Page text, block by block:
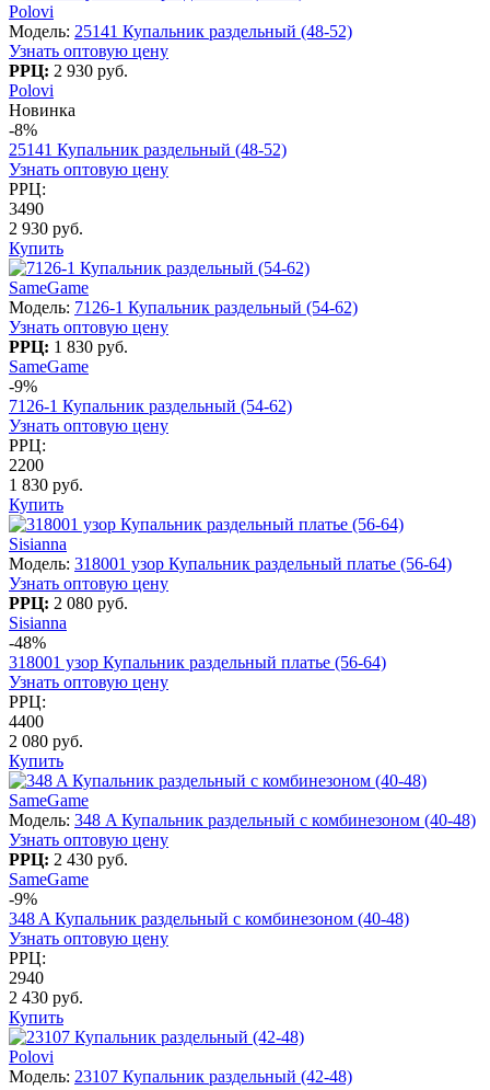
Polovi
Модель: 25141 Купальник раздельный (48-52)
Узнать оптовую цену
РРЦ: 2 930 руб.
Polovi
Новинка
-8%
25141 Купальник раздельный (48-52)
Узнать оптовую цену
РРЦ:
3490
2 930 руб.
Купить
SameGame
Модель: 7126-1 Купальник раздельный (54-62)
Узнать оптовую цену
РРЦ: 1 830 руб.
SameGame
-9%
7126-1 Купальник раздельный (54-62)
Узнать оптовую цену
РРЦ:
2200
1 830 руб.
Купить
Sisianna
Модель: 318001 узор Купальник раздельный платье (56-64)
Узнать оптовую цену
РРЦ: 2 080 руб.
Sisianna
-48%
318001 узор Купальник раздельный платье (56-64)
Узнать оптовую цену
РРЦ:
4400
2 080 руб.
Купить
SameGame
Модель: 348 A Купальник раздельный с комбинезоном (40-48)
Узнать оптовую цену
РРЦ: 2 430 руб.
SameGame
-9%
348 A Купальник раздельный с комбинезоном (40-48)
Узнать оптовую цену
РРЦ:
2940
2 430 руб.
Купить
Polovi
Модель: 23107 Купальник раздельный (42-48)